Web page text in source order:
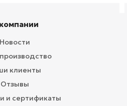
Новости
клиенты
Отзывы
и сертификаты